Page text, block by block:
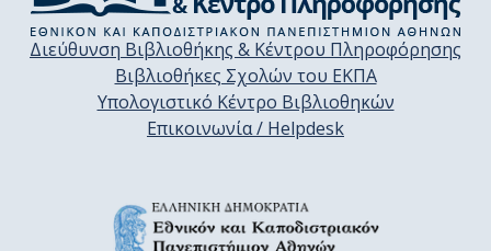
Διεύθυνση Βιβλιοθήκης & Κέντρου Πληροφόρησης
Βιβλιοθήκες Σχολών του ΕΚΠΑ
Υπολογιστικό Κέντρο Βιβλιοθηκών
Επικοινωνία / Helpdesk